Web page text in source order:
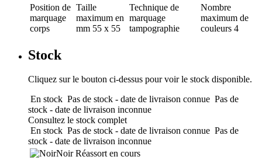
Position de
marquage
corps
Taille
maximum en
mm 55 x 55
Technique de
marquage
tampographie
Nombre
maximum de
couleurs 4
Stock
Cliquez sur le bouton ci-dessus pour voir le stock disponible.
En stock Pas de stock - date de livraison connue Pas de
stock - date de livraison inconnue
Consultez le stock complet
En stock Pas de stock - date de livraison connue Pas de
stock - date de livraison inconnue
Noir Réassort en cours